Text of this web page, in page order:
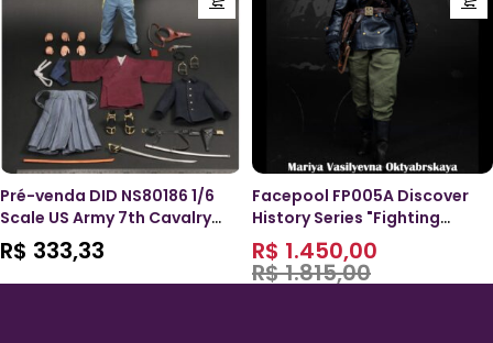
Pré-venda DID NS80186 1/6
Scale US Army 7th Cavalry
Regiment 1876 – Captain
Nathan
R$ 333,33
Facepool FP005A Discover
History Series "Fighting
Girlfriend" Mariya
Oktyabrskaya
R$1.815,00
R$ 1.450,00